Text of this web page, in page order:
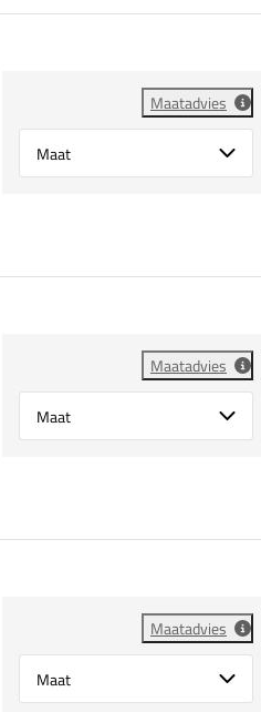
Maatadvies
Select {option} for {name}
Maatadvies
Select {option} for {name}
Maatadvies
Select {option} for {name}